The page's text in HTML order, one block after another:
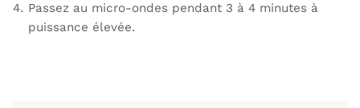
Passez au micro-ondes pendant 3 à 4 minutes à
puissance élevée.